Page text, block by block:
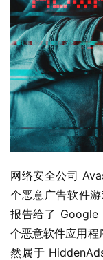
网络安全公司
个恶意广告软件
报告给了 Google
个恶意软件应用程
然属于